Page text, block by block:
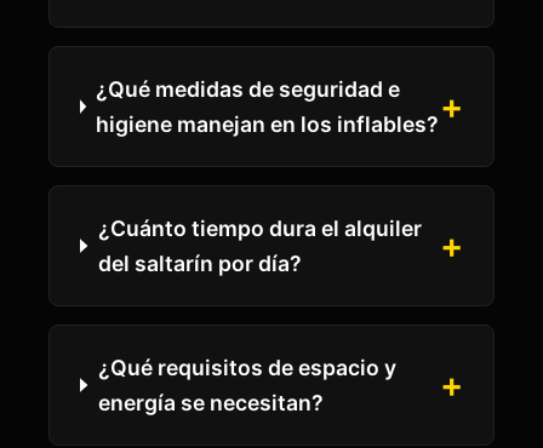
¿Qué medidas de seguridad e
higiene manejan en los inflables?+
¿Cuánto tiempo dura el alquiler
del saltarín por día?
+
¿Qué requisitos de espacio y
energía se necesitan?
+